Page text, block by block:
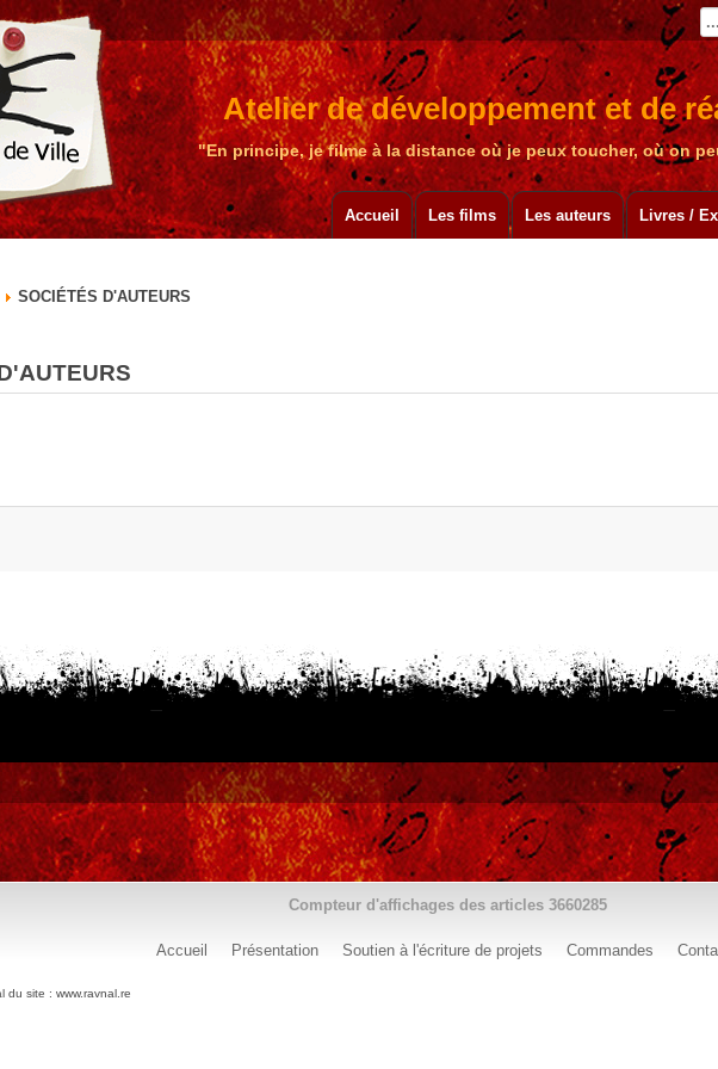
Atelier de développement et de
"En principe, je filme à la distance où je peux toucher, où on
Accueil Les films Les auteurs Livres /
SOCIÉTÉS D'AUTEURS
Compteur d'affichages des articles 3660285
Accueil Présentation Soutien à l'écriture de projets Commandes
du site : www.ravnal.re